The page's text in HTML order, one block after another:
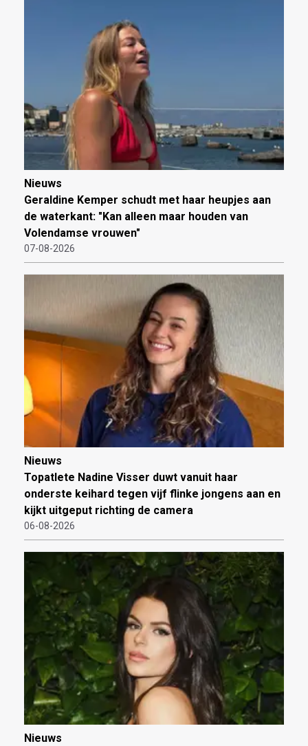
Nieuws
Geraldine Kemper schudt met haar heupjes aan
de waterkant: "Kan alleen maar houden van
Volendamse vrouwen"
07-08-2026
Nieuws
Topatlete Nadine Visser duwt vanuit haar
onderste keihard tegen vijf flinke jongens aan en
kijkt uitgeput richting de camera
06-08-2026
Nieuws